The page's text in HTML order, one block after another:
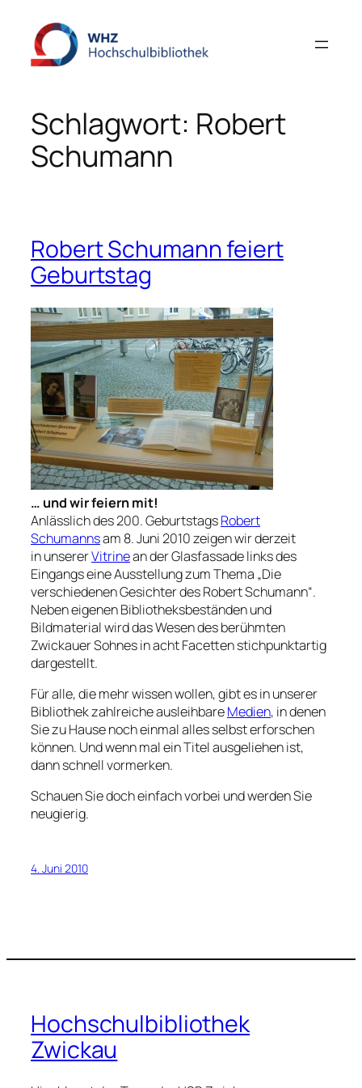
Inhalt
springen
Schlagwort: Robert
Schumann
Robert Schumann feiert
Geburtstag
… und wir feiern mit!
Anlässlich des 200. GeburtstagsRobert
Schumannsam 8. Juni 2010 zeigen wir derzeit
in unsererVitrinean der Glasfassade links des
Eingangs eine Ausstellung zum Thema „Die
verschiedenen Gesichter des Robert Schumann“.
Neben eigenen Bibliotheksbeständen und
Bildmaterial wird das Wesen des berühmten
Zwickauer Sohnes in acht Facetten stichpunktartig
dargestellt.
Für alle, die mehr wissen wollen, gibt es in unserer
Bibliothek zahlreiche ausleihbareMedien, in denen
Sie zu Hause noch einmal alles selbst erforschen
können. Und wenn mal ein Titel ausgeliehen ist,
dann schnell vormerken.
Schauen Sie doch einfach vorbei und werden Sie
neugierig.
4. Juni 2010
Hochschulbibliothek
Zwickau